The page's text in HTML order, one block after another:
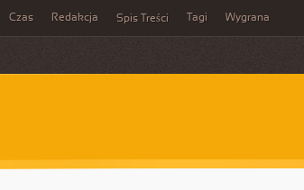
Czas Redakcja Spis Treści Tagi Wygrana